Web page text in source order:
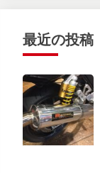
最近の投稿